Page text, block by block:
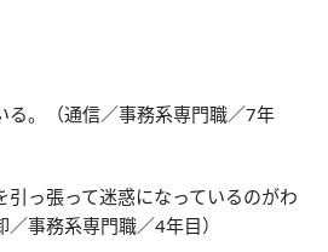
る。（通信／事務系専門職／7年
引っ張って迷惑になっているのがわ
事務系専門職／4年目）